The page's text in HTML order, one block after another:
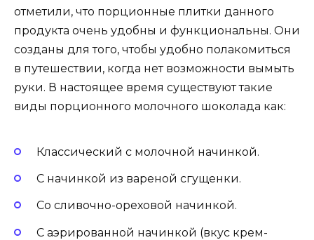
отметили, что порционные плитки данного
продукта очень удобны и функциональны. Они
созданы для того, чтобы удобно полакомиться
в путешествии, когда нет возможности вымыть
руки. В настоящее время существуют такие
виды порционного молочного шоколада как:
Классический с молочной начинкой.
С начинкой из вареной сгущенки.
Со сливочно-ореховой начинкой.
С аэрированной начинкой (вкус крем-